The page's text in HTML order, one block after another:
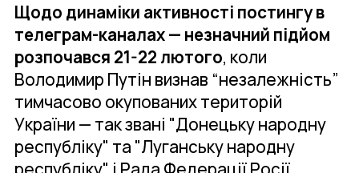
Щодо динаміки активності постингу в
телеграм-каналах — незначний підйом
розпочався 21-22 лютого, коли
Володимир Путін визнав “незалежність”
тимчасово окупованих територій
України — так звані "Донецьку народну
республіку" та "Луганську народну